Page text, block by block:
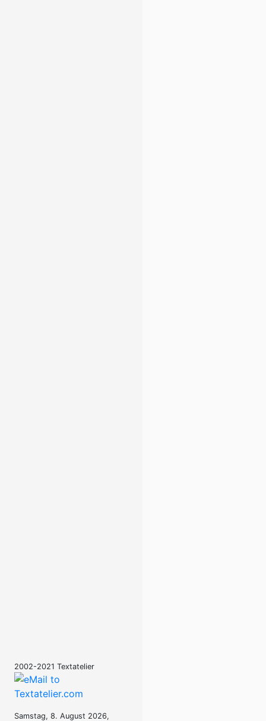
2002-2021 Textatelier
Samstag, 8. August 2026,